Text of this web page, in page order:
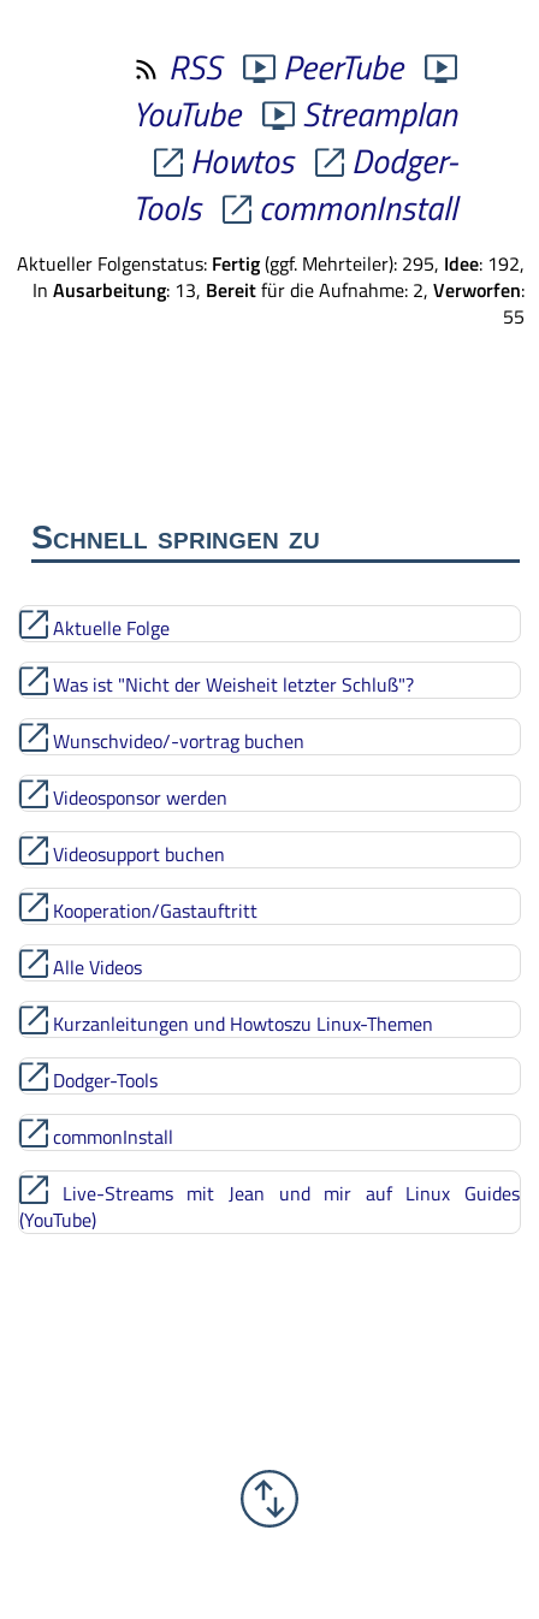
RSS
PeerTube
YouTube
Streamplan
Howtos
Dodger-
Tools
commonInstall
Aktueller Folgenstatus: Fertig(ggf. Mehrteiler): 295, Idee: 192,
In Ausarbeitung: 13, Bereitfür die Aufnahme: 2, Verworfen:
55
Schnell springen zu
Aktuelle Folge
Was ist "Nicht der Weisheit letzter Schluß"?
Wunschvideo/-vortrag buchen
Videosponsor werden
Videosupport buchen
Kooperation/Gastauftritt
Alle Videos
Kurzanleitungen und Howtoszu Linux-Themen
Dodger-Tools
commonInstall
Live-Streams mit Jean und mir auf Linux Guides
(YouTube)